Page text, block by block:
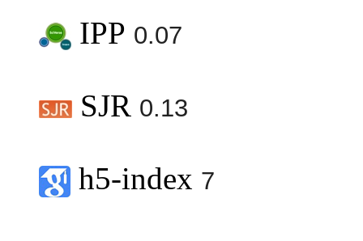
IPP 0.07
SJR 0.13
h5-index 7